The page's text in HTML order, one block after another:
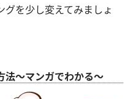
を少し変えてみましょ
法～マンガでわかる～